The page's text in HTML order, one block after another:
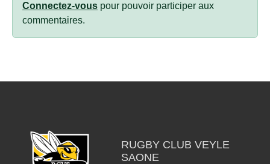
Connectez-vous pour pouvoir participer aux
commentaires.
RUGBY CLUB VEYLE
SAONE